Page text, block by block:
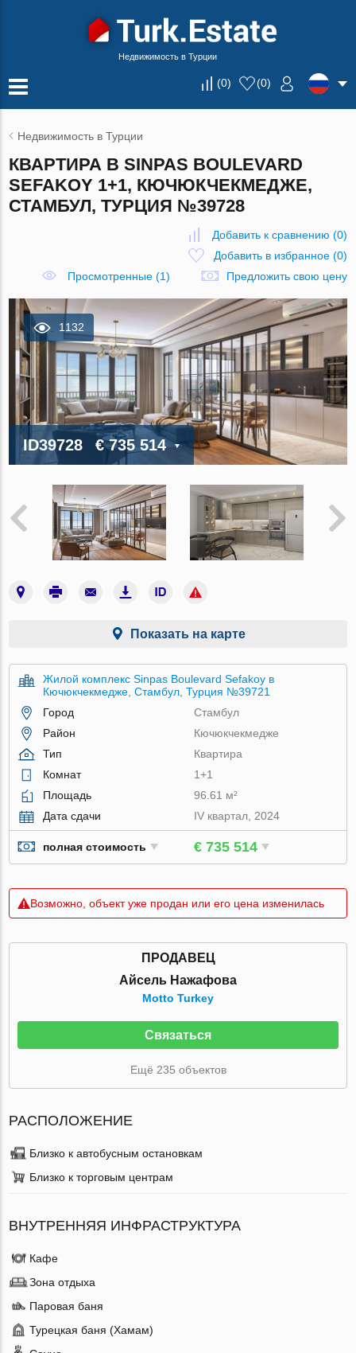
Недвижимость в Турции
(0) (0)
Недвижимость в Турции
КВАРТИРА В SINPAS BOULEVARD
SEFAKOY 1+1, КЮЧЮКЧЕКМЕДЖЕ,
СТАМБУЛ, ТУРЦИЯ №39728
Добавить к сравнению (0)
Добавить в избранное(0)
Просмотренные (1)
Предложить свою цену
1132
ID39728 € 735 514
Показать на карте
Жилой комплекс Sinpas Boulevard Sefakoy в
Кючюкчекмедже, Стамбул, Турция №39721
Город
Стамбул
Район
Кючюкчекмедже
Тип
Квартира
Комнат
1+1
Площадь
96.61 м²
Дата сдачи
IV квартал, 2024
полная стоимость € 735 514
Возможно, объект уже продан или его цена изменилась
ПРОДАВЕЦ
Айсель Нажафова
Motto Turkey
Связаться
Ещё 235 объектов
РАСПОЛОЖЕНИЕ
Близко к автобусным остановкам
Близко к торговым центрам
ВНУТРЕННЯЯ ИНФРАСТРУКТУРА
Кафе
Зона отдыха
Паровая баня
Турецкая баня (Хамам)